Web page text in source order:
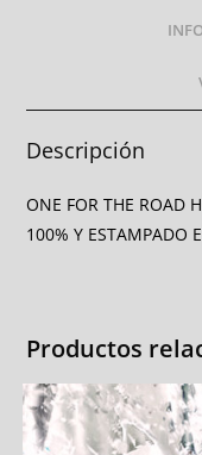
Descripción
ONE FOR THE ROAD
100% Y ESTAMPADO
Productos